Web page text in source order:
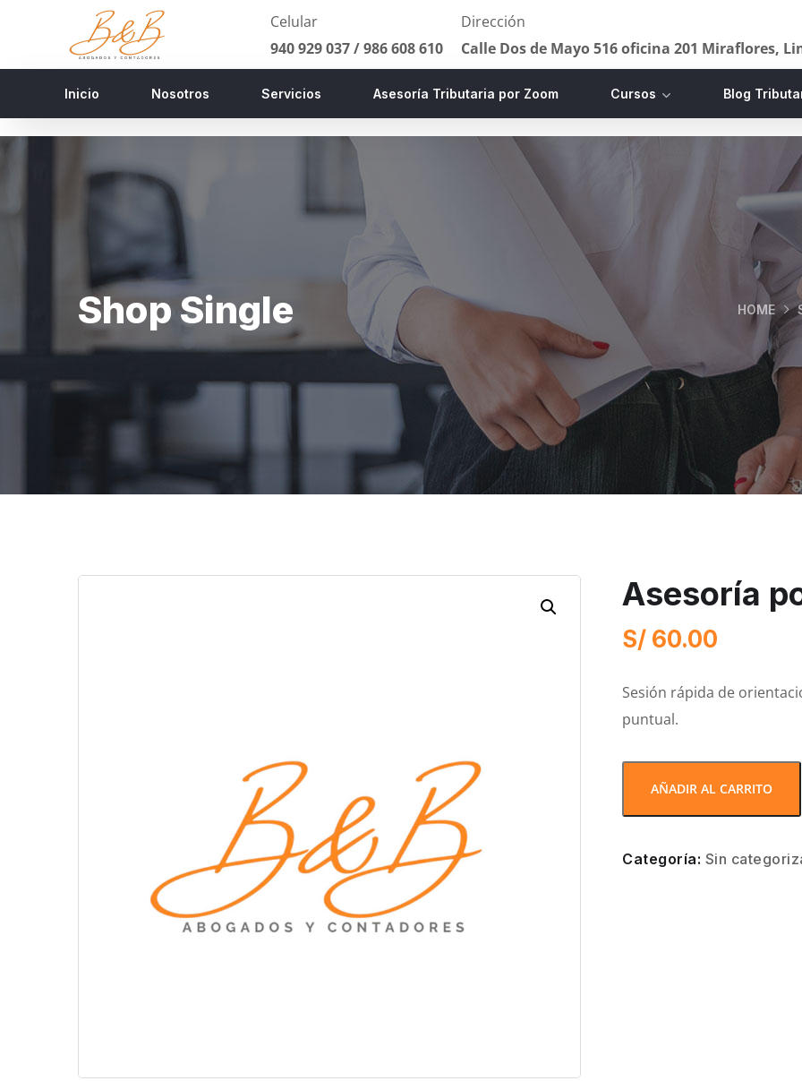
Celular
940 929 037 /986 608 610
Dirección
Calle Dos de Mayo 516 oficina 201 Miraflores,
Inicio Nosotros Servicios Asesoría Tributaria por Zoom Cursos Blog
Shop Single HOME
Asesoría
S/ 60.00
Sesión rápida de
puntual.
AÑADIR AL CARRITO
Categoría: Sin